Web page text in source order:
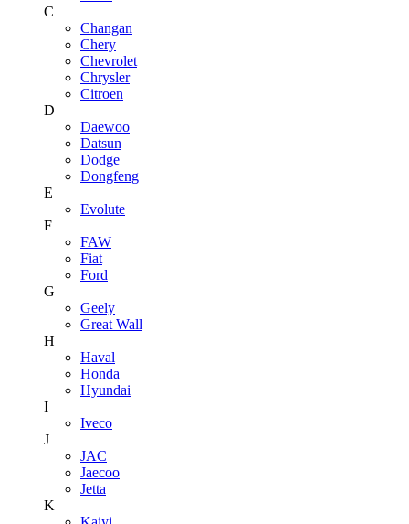
C
Changan
Chery
Chevrolet
Chrysler
Citroen
D
Daewoo
Datsun
Dodge
Dongfeng
E
Evolute
F
FAW
Fiat
Ford
G
Geely
Great Wall
H
Haval
Honda
Hyundai
I
Iveco
J
JAC
Jaecoo
Jetta
K